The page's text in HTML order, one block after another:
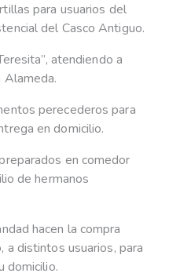
para usuarios del
del Casco Antiguo.
atendiendo a
perecederos para
en domicilio.
en comedor
de hermanos
hacen la compra
a distintos usuarios, para
domicilio.